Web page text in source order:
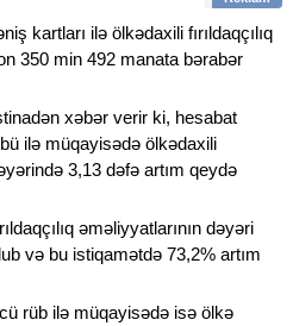
kartları ilə ölkədaxili fırıldaqçılıq
350 min 492 manata bərabər
xəbər verir ki, hesabat
ilə müqayisədə ölkədaxili
3,13 dəfə artım qeydə
əməliyyatlarının dəyəri
və bu istiqamətdə 73,2% artım
rüb ilə müqayisədə isə ölkə